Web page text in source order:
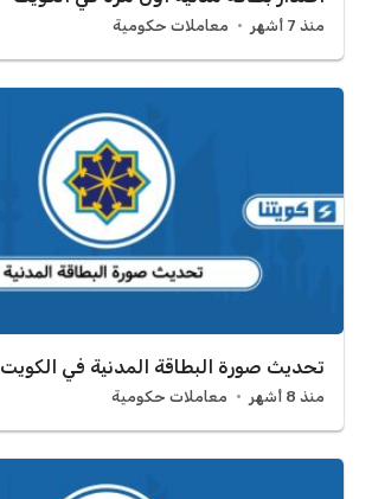
منذ 7 أشهر معاملات حكومية
تحديث صورة البطاقة المدنية في الكويت 2026
منذ 8 أشهر معاملات حكومية